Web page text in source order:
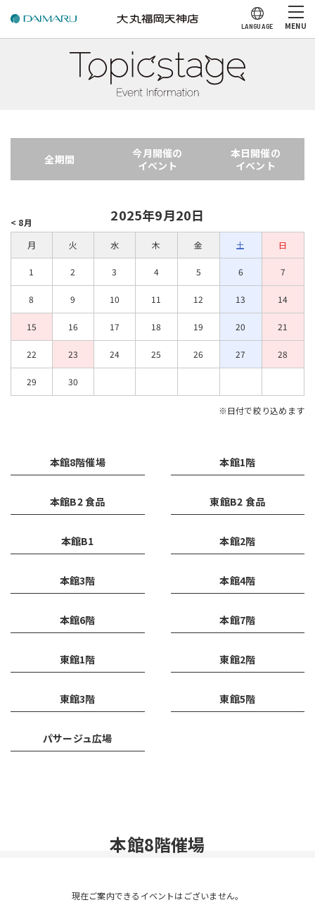
LANGUAGE MENU
全期間
今月開催の
イベント
本日開催の
イベント
2025年9月20日
< 8月
月
火 水 木 金 土 日
1 2 3 4 5 6 7
8 9 10 11 12 13 14
15 16 17 18 19 20 21
22 23 24 25 26 27 28
29 30
※日付で絞り込めます
本館8階催場 本館1階
本館B2 食品 東館B2 食品
本館B1 本館2階
本館3階 本館4階
本館6階 本館7階
東館1階 東館2階
東館3階 東館5階
パサージュ広場
本館8階催場
現在ご案内できるイベントはございません。